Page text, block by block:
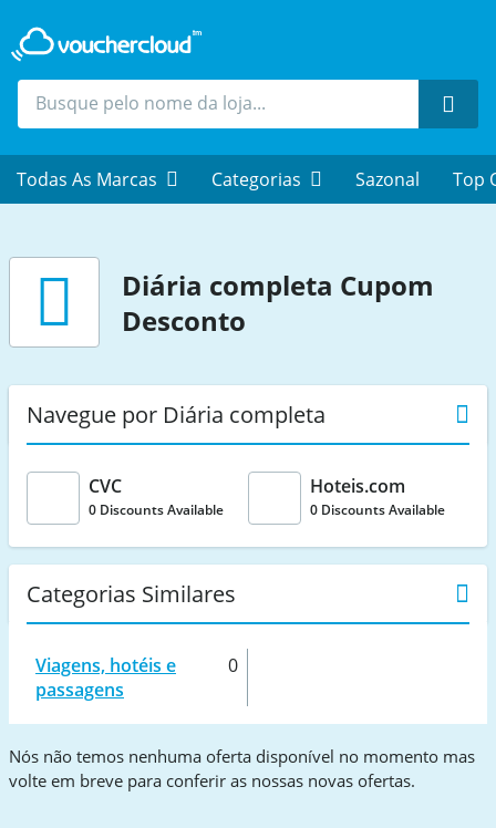
Todas As Marcas Categorias Sazonal Top
Diária completa Cupom
Desconto
Navegue por Diária completa
CVC
0 Discounts Available
Hoteis.com
0 Discounts Available
Categorias Similares
Viagens, hotéis e
passagens
0
Nós não temos nenhuma oferta disponível no momento mas
volte em breve para conferir as nossas novas ofertas.